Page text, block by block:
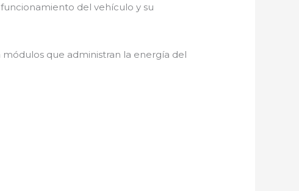
del vehículo y su
que administran la energía del